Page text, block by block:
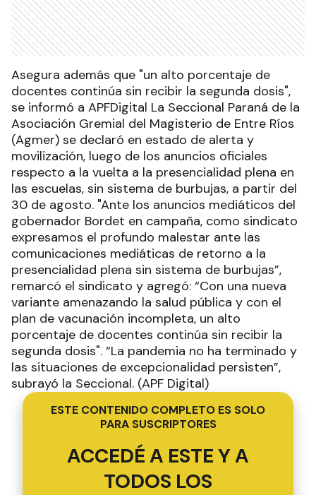
Asegura además que "un alto porcentaje de
docentes continúa sin recibir la segunda dosis",
se informó a APFDigital La Seccional Paraná de la
Asociación Gremial del Magisterio de Entre Ríos
(Agmer) se declaró en estado de alerta y
movilización, luego de los anuncios oficiales
respecto a la vuelta a la presencialidad plena en
las escuelas, sin sistema de burbujas, a partir del
30 de agosto. "Ante los anuncios mediáticos del
gobernador Bordet en campaña, como sindicato
expresamos el profundo malestar ante las
comunicaciones mediáticas de retorno a la
presencialidad plena sin sistema de burbujas”,
remarcó el sindicato y agregó: “Con una nueva
variante amenazando la salud pública y con el
plan de vacunación incompleta, un alto
porcentaje de docentes continúa sin recibir la
segunda dosis". “La pandemia no ha terminado y
las situaciones de excepcionalidad persisten”,
subrayó la Seccional. (APF Digital)
ESTE CONTENIDO COMPLETO ES SOLO
PARA SUSCRIPTORES
ACCEDÉ A ESTE Y A
TODOS LOS